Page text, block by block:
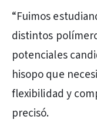
“Fuimos
distintos
potenciales
hisopo que
flexibilidad y
precisó.